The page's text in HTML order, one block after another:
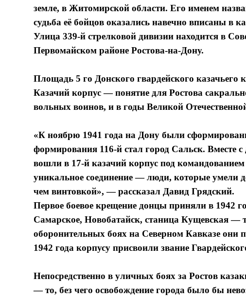
земле, в Житомирской области. Его именем
судьба её бойцов оказались навечно вписаны в
Улица 339-й стрелковой дивизии находится в
Первомайском районе Ростова-на-Дону.
Площадь 5 го Донского гвардейского казачьего
Казачий корпус — понятие для Ростова
вольных воинов, и в годы Великой
«К ноябрю 1941 года на Дону были
формирования 116-й стал город Сальск. Вместе
вошли в 17-й казачий корпус под
уникальное соединение — люди, которые умели
чем винтовкой», — рассказал Давид Грядский.
Первое боевое крещение донцы приняли в 1942
Самарское, Новобатайск, станица Кущевская —
оборонительных боях на Северном Кавказе они
1942 года корпусу присвоили звание
Непосредственно в уличных боях за Ростов
— то, без чего освобождение города было бы